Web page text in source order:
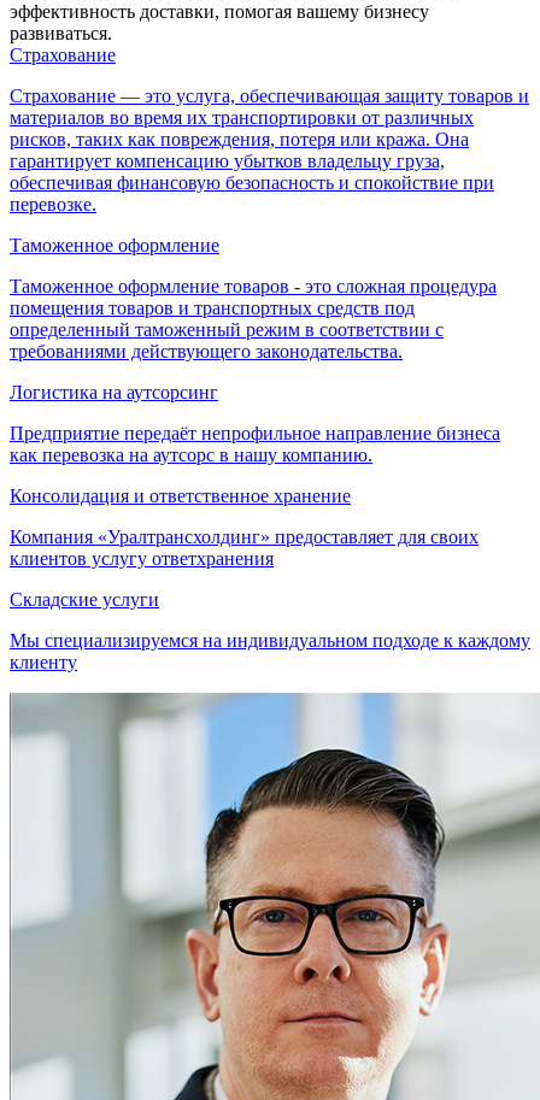
эффективность доставки, помогая вашему бизнесу
развиваться.
Страхование
Страхование — это услуга, обеспечивающая защиту товаров и
материалов во время их транспортировки от различных
рисков, таких как повреждения, потеря или кража. Она
гарантирует компенсацию убытков владельцу груза,
обеспечивая финансовую безопасность и спокойствие при
перевозке.
Таможенное оформление
Таможенное оформление товаров - это сложная процедура
помещения товаров и транспортных средств под
определенный таможенный режим в соответствии с
требованиями действующего законодательства.
Логистика на аутсорсинг
Предприятие передаёт непрофильное направление бизнеса
как перевозка на аутсорс в нашу компанию.
Консолидация и ответственное хранение
Компания «Уралтрансхолдинг» предоставляет для своих
клиентов услугу ответхранения
Складские услуги
Мы специализируемся на индивидуальном подходе к каждому
клиенту